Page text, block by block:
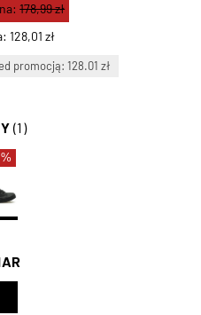
128,01 zł
178,99 zł
promocją: 128.01 zł
(1)
%